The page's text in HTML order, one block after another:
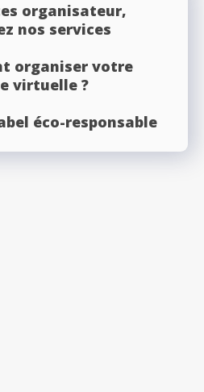
organisateur,
nos services
organiser votre
virtuelle ?
éco-responsable